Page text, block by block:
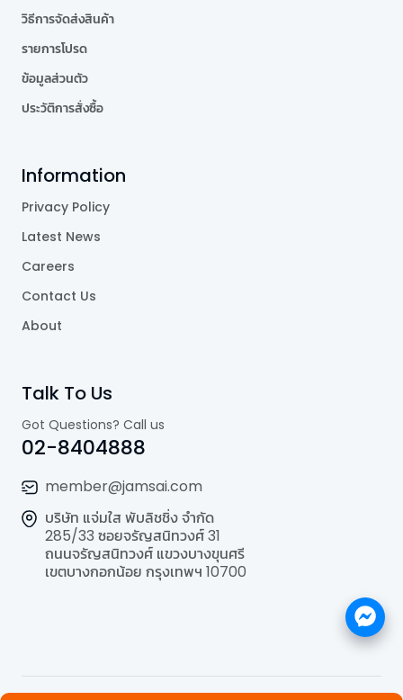
วิธีการจัดส่งสินค้า
รายการโปรด
ข้อมูลส่วนตัว
ประวัติการสั่งซื้อ
Information
Privacy Policy
Latest News
Careers
Contact Us
About
Talk To Us
Got Questions? Call us
02-8404888
member@jamsai.com
บริษัท แจ่มใส พับลิชชิ่ง จำกัด
285/33 ซอยจรัญสนิทวงศ์ 31
ถนนจรัญสนิทวงศ์ แขวงบางขุนศรี
เขตบางกอกน้อย กรุงเทพฯ 10700